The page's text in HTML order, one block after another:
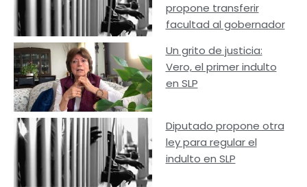
propone transferir
facultad al gobernador
Un grito de justicia:
Vero, el primer indulto
en SLP
Diputado propone otra
ley para regular el
indulto en SLP